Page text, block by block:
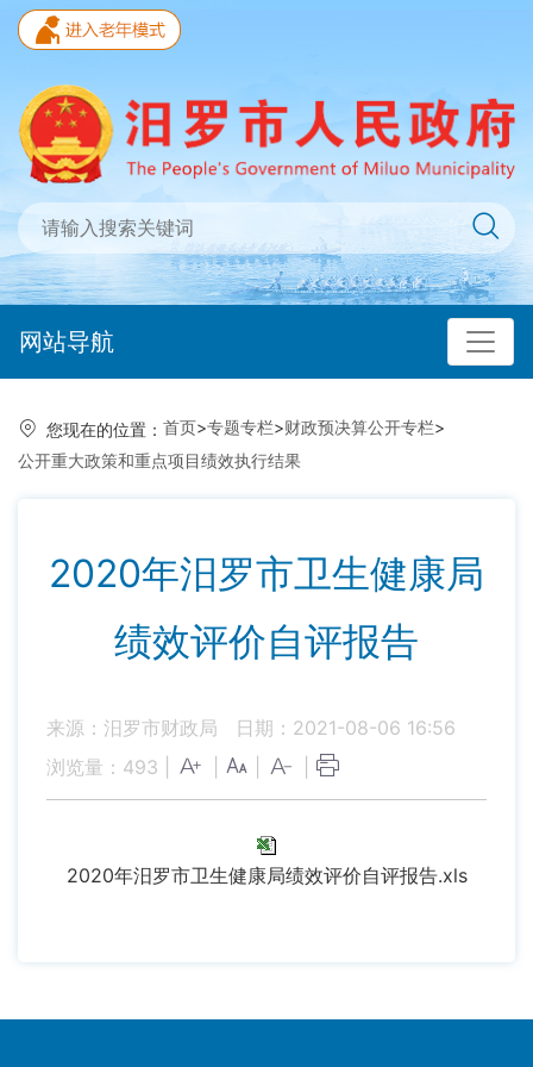
网站导航
您现在的位置： 首页>专题专栏>财政预决算公开专栏>
公开重大政策和重点项目绩效执行结果
2020年汨罗市卫生健康局
绩效评价自评报告
来源：汨罗市财政局
日期：2021-08-06 16:56
浏览量： 493
2020年汨罗市卫生健康局绩效评价自评报告.xls